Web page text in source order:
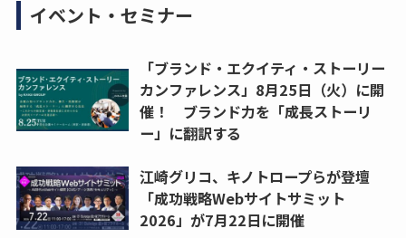
イベント・セミナー
「ブランド・エクイティ・ストーリー
カンファレンス」8月25日（火）に開
催！ ブランド力を「成長ストーリ
ー」に翻訳する
江崎グリコ、キノトロープらが登壇
「成功戦略Webサイトサミット
2026」が7月22日に開催